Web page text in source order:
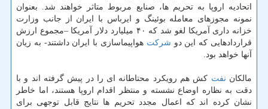
اتحادیه اروپا به تحریم ها، صنایع مربوط متاثر خواهند شد. بعنوان
نمونه مجوزهای معامله بوئینگ و ایرباس با ایران از جانب وزارت
خزانه داری آمریكا لغو شد كه ۴۰ میلیارد دلار آمریكا –مجموع ارزش
قراردادهایی كه این دو شركت هواپیماسازی با ایران داشتند- به زیان
آنها خواهد بود.
مالكان نفت كش هم رویكرد محتاطانه ای را در پیش گرفته اند و با
دقت به نظاره اوضاع نشسته و منتظر اقدام اروپا هستند، اما خاطر
نشان كرده اند كه اعمال مجدد تحریم ها نتایج قابل توجهی برای